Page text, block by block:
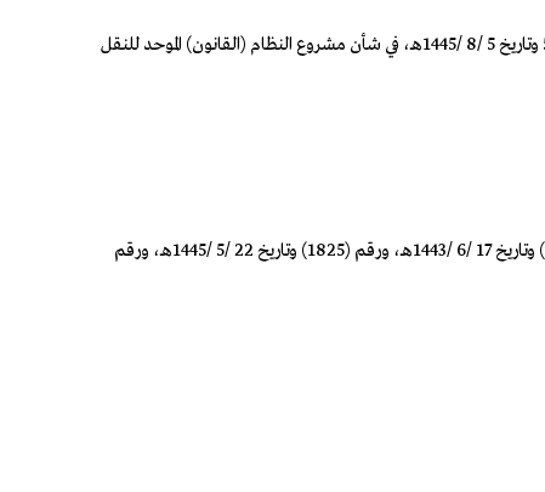
بعد الاطلاع في جلسته المنعقدة برئاسة خادم الحرمين الشريفين الملك سلمان بن عبدالعزيز آل سعود، على المعاملة الواردة من الديوان الملكي برقم 56886 وتاريخ 5 /8 /1445هـ، في شأن مشروع النظام (القانون) الموحد للنقل
وبعد الاطلاع على المحضرين رقم (684) وتاريخ 21 /11 /1442هـ، ورقم (255) وتاريخ 15 /8 /1444هـ، والمذكرات رقم (751) وتاريخ 2 /4 /1443هـ، ورقم (1370) وتاريخ 17 /6 /1443هـ، ورقم (1825) وتاريخ 22 /5 /1445هـ، ورقم